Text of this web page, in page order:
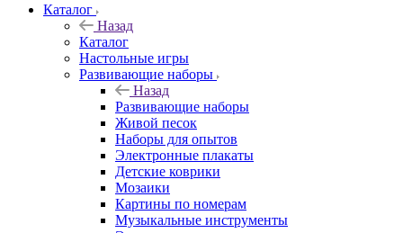
Каталог
Назад
Каталог
Настольные игры
Развивающие наборы
Назад
Развивающие наборы
Живой песок
Наборы для опытов
Электронные плакаты
Детские коврики
Мозаики
Картины по номерам
Музыкальные инструменты